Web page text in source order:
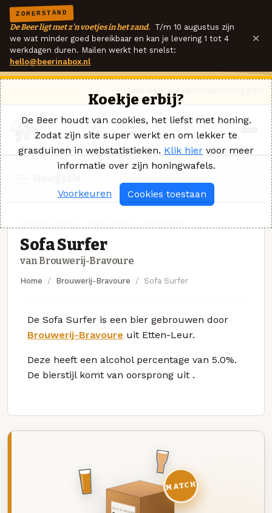
ZOMERSTAND
De Beer ligt met z'n voetjes in het zand. T/m 10 augustus zijn
we wat minder goed bereikbaar en kan je levering 1 tot 4
werkdagen duren. Mailen werkt het snelst:
hello@beerinabox.nl
×
Sofa Surfer
van Brouwerij-Bravoure
Home Brouwerij-Bravoure Sofa Surfer
De Sofa Surfer is een bier gebrouwen door
Brouwerij-Bravoure uit Etten-Leur.
Deze heeft een alcohol percentage van 5.0%.
De bierstijl komt van oorsprong uit .
DEZE MAAND
MATCH
Koekje erbij?
De Beer houdt van cookies, het liefst met honing.
Zodat zijn site super werkt en om lekker te
grasduinen in webstatistieken. Klik hier voor meer
informatie over zijn honingwafels.
Voorkeuren Cookies toestaan